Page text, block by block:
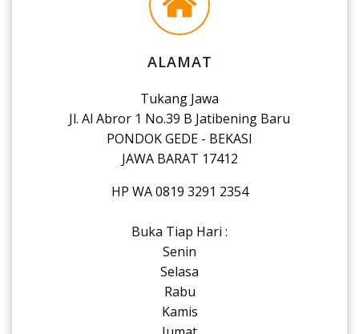
ALAMAT
Tukang Jawa
Jl. Al Abror 1 No.39 B Jatibening Baru
PONDOK GEDE - BEKASI
JAWA BARAT 17412
HP WA 0819 3291 2354
Buka Tiap Hari :
Senin
Selasa
Rabu
Kamis